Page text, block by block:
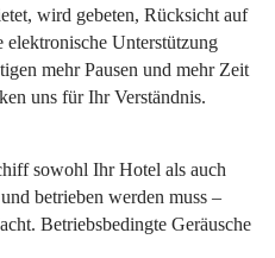
wird gebeten, Rücksicht auf
elektronische Unterstützung
mehr Pausen und mehr Zeit
uns für Ihr Verständnis.
sowohl Ihr Hotel als auch
betrieben werden muss –
Betriebsbedingte Geräusche